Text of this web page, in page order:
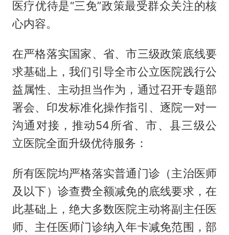
医疗优待是“三免”政策最受群众关注的核
心内容。
在严格落实国家、省、市三级政策底线要
求基础上，我们引导全市公立医院践行公
益属性、主动担当作为，通过召开专题部
署会、印发标准化操作指引、逐院一对一
沟通对接，推动54所省、市、县三级公
立医院全面升级优待服务：
所有医院均严格落实普通门诊（主治医师
及以下）诊查费全额减免的底线要求，在
此基础上，绝大多数医院主动将副主任医
师、主任医师门诊纳入年卡减免范围，部